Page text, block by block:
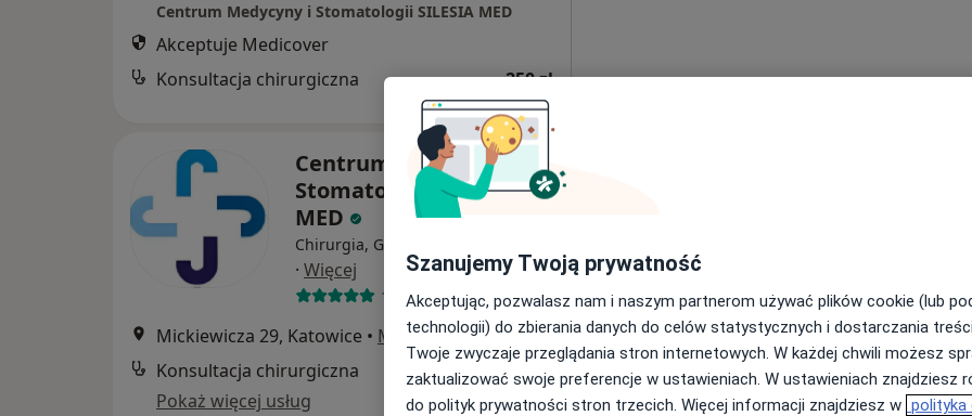
Centrum Medycyny i Stomatologii SILESIA MED
Akceptuje Medicover
Konsultacja chirurgiczna
250 zł
Centrum Medycyny i
Stomatologii SILESIA
MED
Chirurgia, Ginekologia, Gastrologia
· Więcej
1508 opinii
Mickiewicza 29, Katowice • Mapa
Konsultacja chirurgiczna
250 zł
Pokaż więcej usług
Umawianie online nie jest dostępne
Pokaż profil
Szanujemy Twoją prywatność
Akceptując, pozwalasz nam i naszym partnerom używać plików cookie (lub
technologii) do zbierania danych do celów statystycznych i dostarczania
Twoje zwyczaje przeglądania stron internetowych. W każdej chwili możesz
zaktualizować swoje preferencje w ustawieniach. W ustawieniach znajdziesz
do polityk prywatności stron trzecich. Więcej informacji znajdziesz w polityka